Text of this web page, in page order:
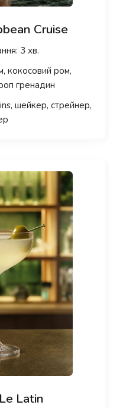
Cruise
3 хв.
кокосовий ром,
гренадин
шейкер, стрейнер,
Latin